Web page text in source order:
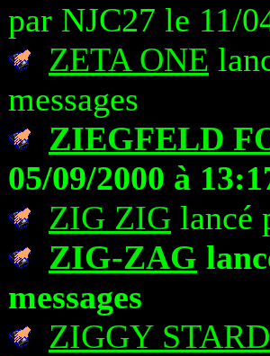
par NJC27 le 11/
ZETA ONE
messages
ZIEGFELD
05/09/2000 à
ZIG ZIG lancé
ZIG-ZAG
messages
ZIGGY